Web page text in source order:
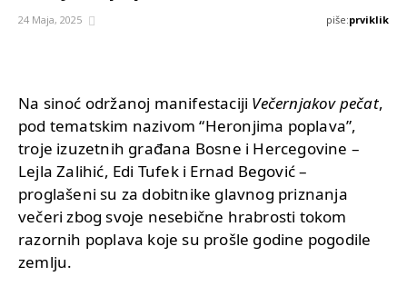
24 Maja, 2025 piše:prviklik
Na sinoć održanoj manifestaciji Večernjakov pečat,
pod tematskim nazivom “Heronjima poplava”,
troje izuzetnih građana Bosne i Hercegovine –
Lejla Zalihić, Edi Tufek i Ernad Begović –
proglašeni su za dobitnike glavnog priznanja
večeri zbog svoje nesebične hrabrosti tokom
razornih poplava koje su prošle godine pogodile
zemlju.